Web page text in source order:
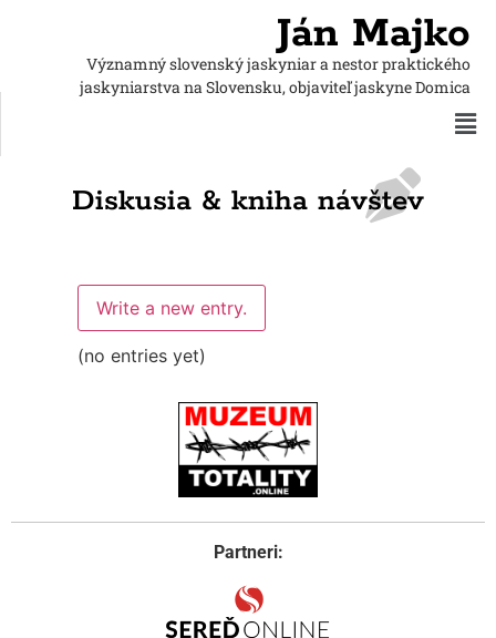
Ján Majko
Významný slovenský jaskyniar a nestor praktického
jaskyniarstvana Slovensku, objaviteľ jaskyne Domica
Diskusia & kniha návštev
(no entries yet)
Partneri: